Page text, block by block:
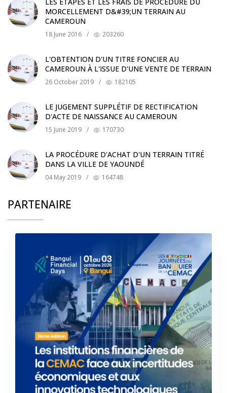
MORCELLEMENT D&#39;UN TERRAIN AU
CAMEROUN
18 June 2016 / 203260
L'OBTENTION D'UN TITRE FONCIER AU
CAMEROUN À L'ISSUE D'UNE VENTE DE TERRAIN
26 October 2019 / 182105
LE JUGEMENT SUPPLÉTIF DE RECTIFICATION
D'ACTE DE NAISSANCE AU CAMEROUN
15 June 2019 / 170730
LA PROCÉDURE D'ACHAT D'UN TERRAIN TITRÉ
DANS LA VILLE DE YAOUNDÉ
04 May 2019 / 164748
PARTENAIRE